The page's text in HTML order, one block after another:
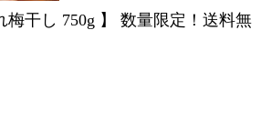
梅干し 750g 】 数量限定！送料無